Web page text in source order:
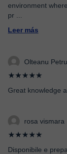
environment
pr
Leer más
Olteanu Petru
★★★★★
Great knowledge
rosa vismara
★★★★★
Disponibile e